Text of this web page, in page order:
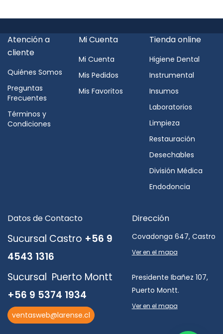
Atención a
cliente
Quiénes Somos
Preguntas
Frecuentes
Términos y
Condiciones
Mi Cuenta
Mi Cuenta
Mis Pedidos
Mis Favoritos
Tienda online
Higiene Dental
Instrumental
Insumos
Laboratorios
Limpieza
Restauración
Desechables
División Médica
Endodoncia
Datos de Contacto
Sucursal Castro +56 9
4543 1316
Sucursal Puerto Montt
+56 9 5374 1934
ventasweb@larense.cl
Dirección
Covadonga 647, Castro
Ver en el mapa
Presidente Ibañez 107,
Puerto Montt.
Ver en el mapa